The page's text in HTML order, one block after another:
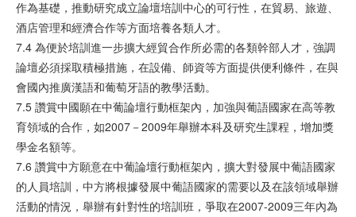
作為基礎，推動研究成立論壇培訓中心的可行性，在貿易、旅遊、
酒店管理和經濟合作等方面培養各類人才。
7.4 為便於培訓進一步擴大經貿合作所必需的各類幹部人才，強調
論壇必須採取積極措施，在設備、師資等方面提供便利條件，在與
會國內推廣漢語和葡萄牙語的教學活動。
7.5 讚賞中國願在中葡論壇行動框架內，加強與葡語國家在高等教
育領域的合作，如2007－2009年舉辦本科及研究生課程，增加獎
學金名額等。
7.6 讚賞中方願意在中葡論壇行動框架內，擴大對發展中葡語國家
的人員培訓，中方將根據發展中葡語國家的需要以及在該領域舉辦
活動的情況，舉辦有針對性的培訓班，爭取在2007-2009三年內為